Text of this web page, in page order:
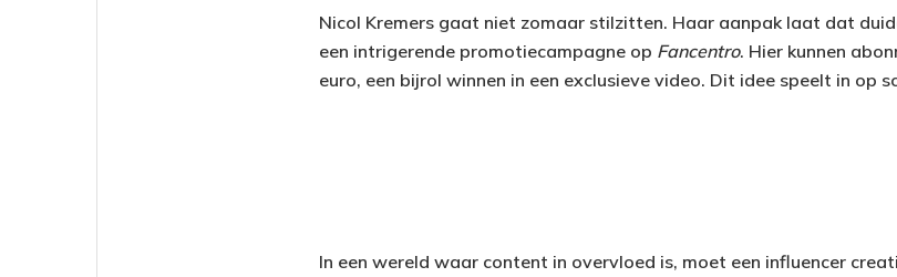
Nicol Kremers gaat niet zomaar stilzitten. Haar aanpak laat dat
een intrigerende promotiecampagne op Fancentro. Hier kunnen
euro, een bijrol winnen in een exclusieve video. Dit idee speelt in op
In een wereld waar content in overvloed is, moet een influencer